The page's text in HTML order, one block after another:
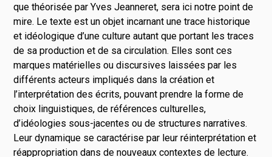
que théorisée par Yves Jeanneret, sera ici notre point de
mire. Le texte est un objet incarnant une trace historique
et idéologique d’une culture autant que portant les traces
de sa production et de sa circulation. Elles sont ces
marques matérielles ou discursives laissées par les
différents acteurs impliqués dans la création et
l’interprétation des écrits, pouvant prendre la forme de
choix linguistiques, de références culturelles,
d’idéologies sous-jacentes ou de structures narratives.
Leur dynamique se caractérise par leur réinterprétation et
réappropriation dans de nouveaux contextes de lecture.